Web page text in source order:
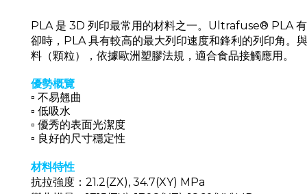
PLA 是 3D 列印最常用的材料之一。Ultrafuse® PLA
卻時，PLA 具有較高的最大列印速度和鋒利的列印角
料（顆粒），依據歐洲塑膠法規，適合食品接觸應用。
優勢概覽
▫︎ 不易翹曲
▫︎ 低吸水
▫︎ 優秀的表面光潔度
▫︎ 良好的尺寸穩定性
材料特性
抗拉強度：21.2(ZX), 34.7(XY) MPa